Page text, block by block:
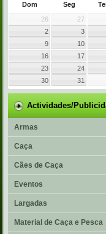
Dom Seg
26
27
2
3
9
10
16
17
23
24
30
31
Actividades/
Armas
Caça
Cães de Caça
Eventos
Largadas
Material de Caça e Pesca